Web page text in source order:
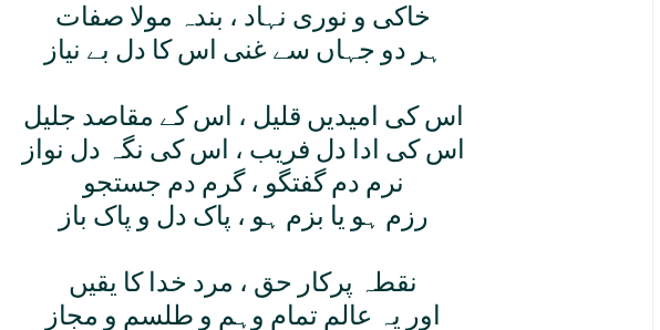
خاکی و نوری نہاد ، بندہ مولا صفات
ہر دو جہاں سے غنی اس کا دل بے نياز
اس کی اميديں قليل ، اس کے مقاصد جليل
اس کی ادا دل فريب ، اس کی نگہ دل نواز
نرم دم گفتگو ، گرم دم جستجو
رزم ہو يا بزم ہو ، پاک دل و پاک باز
نقطہ پرکار حق ، مرد خدا کا يقيں
اور يہ عالم تمام وہم و طلسم و مجاز